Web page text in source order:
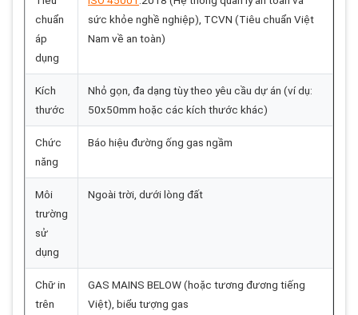
chuẩn
áp
dụng
sức khỏe nghề nghiệp), TCVN (Tiêu chuẩn Việt
Nam về an toàn)
Kích
thước
Nhỏ gọn, đa dạng tùy theo yêu cầu dự án (ví dụ:
50x50mm hoặc các kích thước khác)
Chức
năng
Báo hiệu đường ống gas ngầm
Môi
trường
sử
dụng
Ngoài trời, dưới lòng đất
Chữ in
trên
GAS MAINS BELOW (hoặc tương đương tiếng
Việt), biểu tượng gas